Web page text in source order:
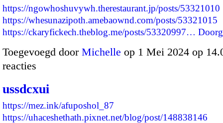
https://ngowhoshuvywh.therestaurant.jp/posts/53321010
https://whesunazipoth.amebaownd.com/posts/53321015
https://ckaryfickech.theblog.me/posts/53320997…
Toegevoegd door Michelle op 1 Mei 2024 op
reacties
ussdcxui
https://mez.ink/afuposhol_87
https://uhaceshethath.pixnet.net/blog/post/148838146